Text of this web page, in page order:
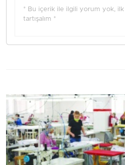
* Bu içerik ile ilgili yorum yok, ilk
tartışalım *